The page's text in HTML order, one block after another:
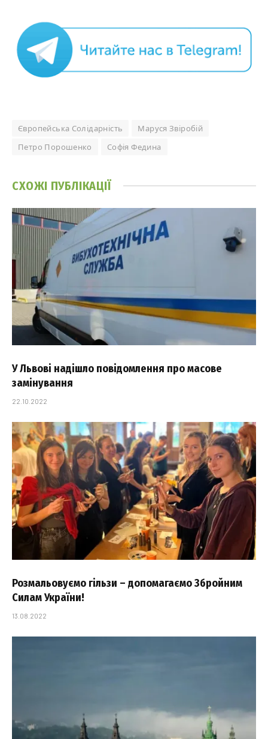
Європейська Солідарність
Маруся Звіробій
Петро Порошенко
Софія Федина
СХОЖІ ПУБЛІКАЦІЇ
У Львові надішло повідомлення про масове
замінування
22.10.2022
Розмальовуємо гільзи – допомагаємо Збройним
Силам України!
13.08.2022